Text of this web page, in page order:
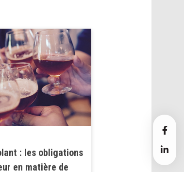
: les obligations
en matière de